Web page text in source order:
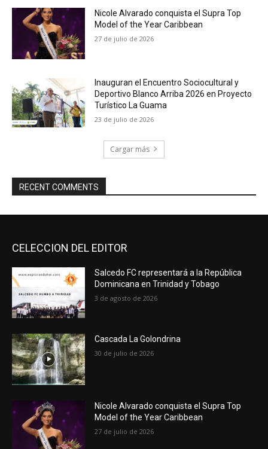
Nicole Alvarado conquista el Supra Top
Model of the Year Caribbean
27 de julio de 2026
Inauguran el Encuentro Sociocultural y
Deportivo Blanco Arriba 2026 en Proyecto
Turístico La Guama
23 de julio de 2026
Cargar más
RECENT COMMENTS
CELECCION DEL EDITOR
Salcedo FC representará a la República
Dominicana en Trinidad y Tobago
3 de agosto de 2026
Cascada La Golondrina
30 de julio de 2026
Nicole Alvarado conquista el Supra Top
Model of the Year Caribbean
27 de julio de 2026